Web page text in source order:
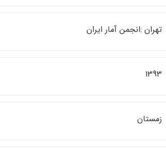
تهران :انجمن آمار ايران
1393
زمستان